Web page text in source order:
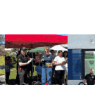
wie